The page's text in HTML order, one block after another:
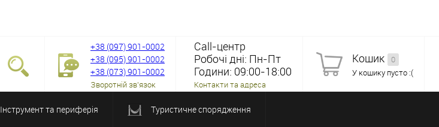
+38 (097) 901-0002
+38 (095) 901-0002
+38 (073) 901-0002
Зворотній зв'язок
Call-центр
Робочі дні: Пн-Пт
Години: 09:00-18:00
Контакти та адреса
Кошик
0
У кошику пусто :(
Інструмент та периферія Туристичне спорядження